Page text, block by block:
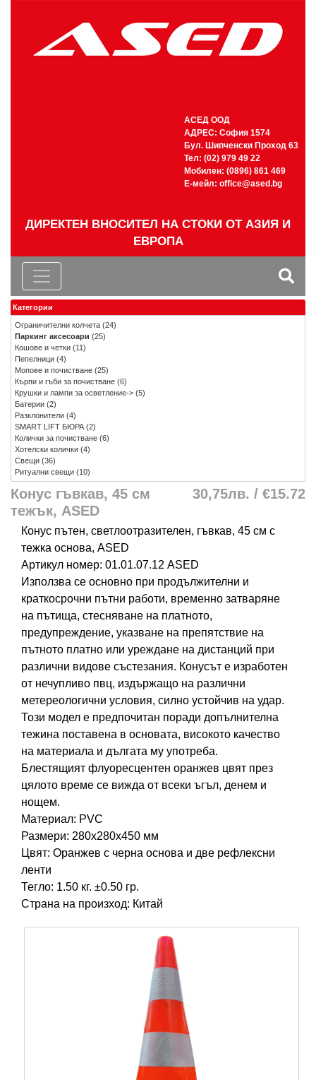
АСЕД ООД
АДРЕС: София 1574
Бул. Шипченски Проход 63
Тел: (02) 979 49 22
Мобилен: (0896) 861 469
Е-мейл: office@ased.bg
ДИРЕКТЕН ВНОСИТЕЛ НА СТОКИ ОТ АЗИЯ И
ЕВРОПА
30,75лв. / €15.72
Конус гъвкав, 45 см
тежък, ASED
Конус пътен, светлоотразителен, гъвкав, 45 см с
тежка основа, ASED
Артикул номер: 01.01.07.12 ASED
Използва се основно при продължителни и
краткосрочни пътни работи, временно затваряне
на пътища, стесняване на платното,
предупреждение, указване на препятствие на
пътното платно или уреждане на дистанций при
различни видове състезания. Конусът е изработен
от нечупливо пвц, издържащо на различни
метереологични условия, силно устойчив на удар.
Този модел е предпочитан поради допълнителна
тежина поставена в основата, високото качество
на материала и дългата му употреба.
Блестящият флуоресцентен оранжев цвят през
цялото време се вижда от всеки ъгъл, денем и
нощем.
Материал: PVC
Размери: 280х280х450 мм
Цвят: Оранжев с черна основа и две рефлексни
ленти
Тегло: 1.50 кг. ±0.50 гр.
Страна на произход: Китай
Категории
Ограничителни колчета (24)
Паркинг аксесоари (25)
Кошове и четки (11)
Пепелници (4)
Мопове и почистване (25)
Кърпи и гъби за почистване (6)
Крушки и лампи за осветление-> (5)
Батерии (2)
Разклонители (4)
SMART LIFT БЮРА(2)
Колички за почистване (6)
Хотелски колички (4)
Свещи (36)
Ритуални свещи (10)